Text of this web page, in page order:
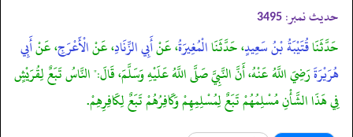
حدیث نمبر: 3495
حَدَّثَنَاقُتَيْبَةُ بْنُ سَعِيدٍ، حَدَّثَنَاالْمُغِيرَةُ، عَنْأَبِي الزِّنَادِ، عَنْالْأَعْرَجِ، عَنْأَبِي
هُرَيْرَةَرَضِيَ اللَّهُ عَنْهُ، أَنَّ النَّبِيَّ صَلَّى اللَّهُ عَلَيْهِ وَسَلَّمَ، قَالَ:" النَّاسُ تَبَعٌ لِقُرَيْشٍ
فِي هَذَا الشَّأْنِ مُسْلِمُهُمْ تَبَعٌ لِمُسْلِمِهِمْ وَكَافِرُهُمْ تَبَعٌ لِكَافِرِهِمْ.